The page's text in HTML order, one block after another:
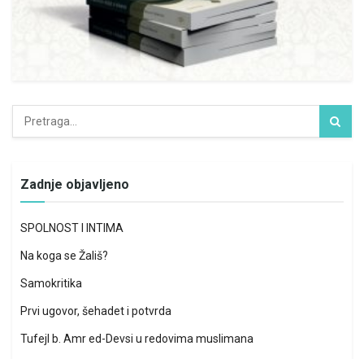
Zadnje objavljeno
SPOLNOST I INTIMA
Na koga se Žališ?
Samokritika
Prvi ugovor, šehadet i potvrda
Tufejl b. Amr ed-Devsi u redovima muslimana